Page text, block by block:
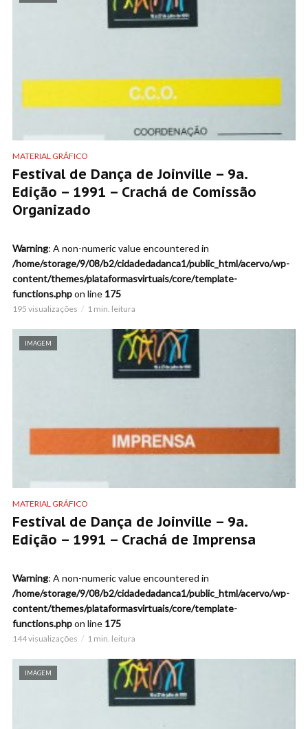
MATERIAL GRÁFICO
Festival de Dança de Joinville – 9a.
Edição – 1991 – Crachá de Comissão
Organizado
Warning: A non-numeric value encountered in
/home/storage/9/08/b2/cidadedadanca1/public_html/acervo/wp-
content/themes/plataformasvirtuais/core/template-
functions.phpon line 175
195 visualizações 1 min. leitura
IMAGEM
MATERIAL GRÁFICO
Festival de Dança de Joinville – 9a.
Edição – 1991 – Crachá de Imprensa
Warning: A non-numeric value encountered in
/home/storage/9/08/b2/cidadedadanca1/public_html/acervo/wp-
content/themes/plataformasvirtuais/core/template-
functions.phpon line 175
144 visualizações 1 min. leitura
IMAGEM